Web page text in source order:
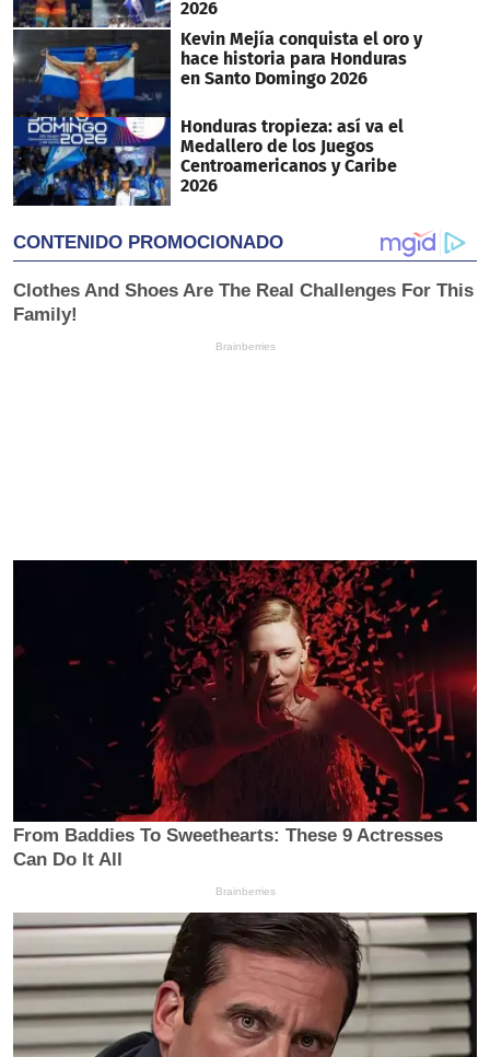
2026
Kevin Mejía conquista el oro y
hace historia para Honduras
en Santo Domingo 2026
Honduras tropieza: así va el
Medallero de los Juegos
Centroamericanos y Caribe
2026